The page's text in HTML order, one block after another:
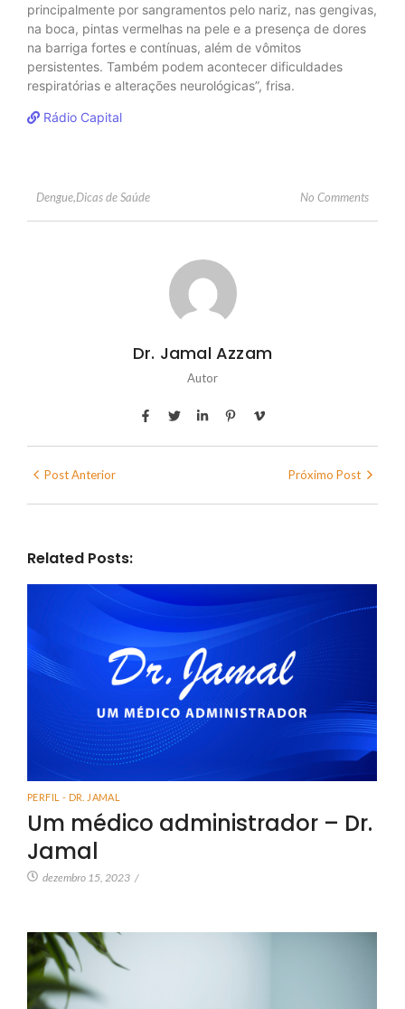
principalmente por sangramentos pelo nariz, nas gengivas,
na boca, pintas vermelhas na pele e a presença de dores
na barriga fortes e contínuas, além de vômitos
persistentes. Também podem acontecer dificuldades
respiratórias e alterações neurológicas”, frisa.
Rádio Capital
Dengue,Dicas de Saúde No Comments
Dr. Jamal Azzam
Autor
Post Anterior Próximo Post
Related Posts:
PERFIL - DR. JAMAL
Um médico administrador – Dr.
Jamal
dezembro 15, 2023 /